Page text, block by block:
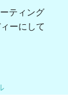
ティング
ーにして
を買い替